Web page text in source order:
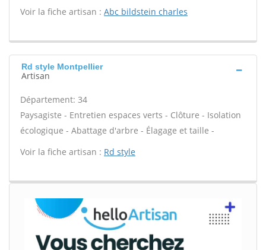
Voir la fiche artisan : Abc bildstein charles
Rd style Montpellier
Artisan
Département: 34
Paysagiste - Entretien espaces verts - Clôture - Isolation
écologique - Abattage d'arbre - Élagage et taille -
Voir la fiche artisan : Rd style